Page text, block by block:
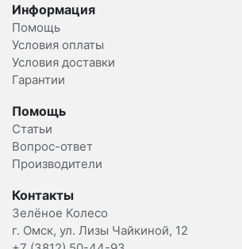
Информация
Помощь
Условия оплаты
Условия доставки
Гарантии
Помощь
Статьи
Вопрос-ответ
Производители
Контакты
Зелёное Колесо
г. Омск, ул. Лизы Чайкиной, 12